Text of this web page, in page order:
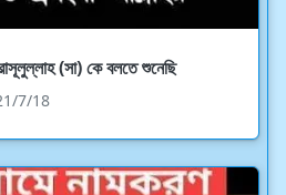
(সা) কে বলতে শুনেছি
7/18